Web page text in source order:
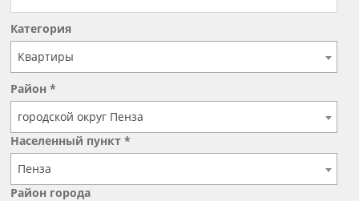
Категория
Квартиры
Район *
городской округ Пенза
Населенный пункт *
Пенза
Район города